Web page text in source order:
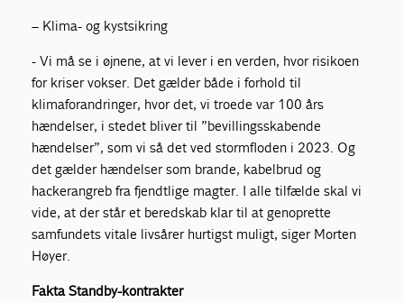
– Klima- og kystsikring
- Vi må se i øjnene, at vi lever i en verden, hvor risikoen
for kriser vokser. Det gælder både i forhold til
klimaforandringer, hvor det, vi troede var 100 års
hændelser, i stedet bliver til ”bevillingsskabende
hændelser”, som vi så det ved stormfloden i 2023. Og
det gælder hændelser som brande, kabelbrud og
hackerangreb fra fjendtlige magter. I alle tilfælde skal vi
vide, at der står et beredskab klar til at genoprette
samfundets vitale livsårer hurtigst muligt, siger Morten
Høyer.
Fakta Standby-kontrakter